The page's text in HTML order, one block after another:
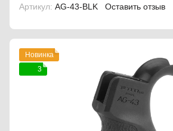
Артикул: AG-43-BLK Оставить отзыв
Новинка
3